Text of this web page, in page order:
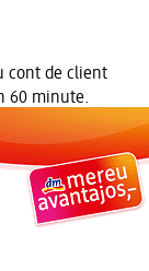
cont de client
60 minute.